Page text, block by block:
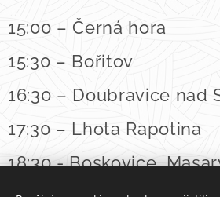
15:00 – Černá hora
15:30 – Bořitov
16:30 – Doubravice nad
17:30 – Lhota Rapotina
18:30 - Boskovice,